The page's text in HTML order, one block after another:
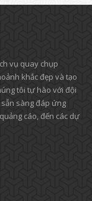
vụ quay chụp
khắc đẹp và tạo
tôi tự hào với đội
sàng đáp ứng
cáo, đến các dự